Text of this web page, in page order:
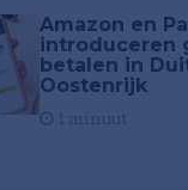
Amazon en
introduceren
betalen in
Oostenrijk